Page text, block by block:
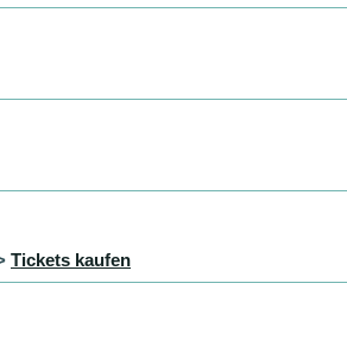
Tickets kaufen